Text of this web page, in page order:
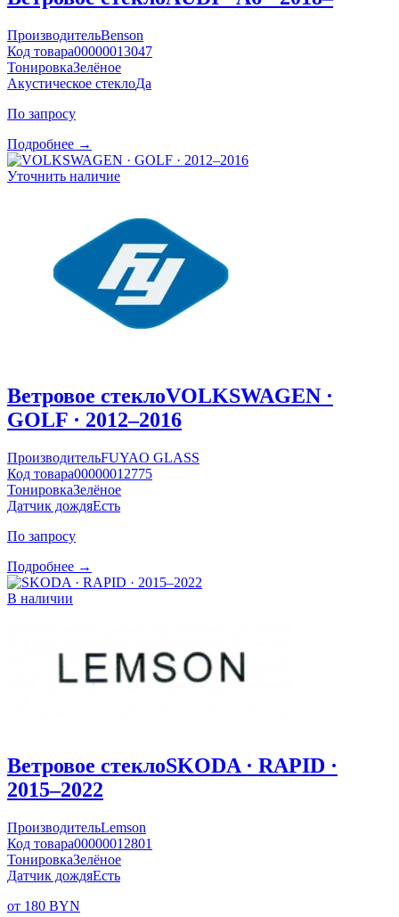
ПроизводительBenson
Код товара00000013047
ТонировкаЗелёное
Акустическое стеклоДа
По запросу
Подробнее →
Уточнить наличие
Ветровое стеклоVOLKSWAGEN ·
GOLF · 2012–2016
ПроизводительFUYAO GLASS
Код товара00000012775
ТонировкаЗелёное
Датчик дождяЕсть
По запросу
Подробнее →
В наличии
Ветровое стеклоSKODA · RAPID ·
2015–2022
ПроизводительLemson
Код товара00000012801
ТонировкаЗелёное
Датчик дождяЕсть
от 180 BYN